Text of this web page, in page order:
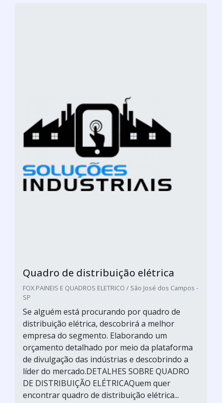
Quadro de distribuição elétrica
FOX PAINEIS E QUADROS ELETRICO / São José dos Campos -
SP
Se alguém está procurando por quadro de
distribuição elétrica, descobrirá a melhor
empresa do segmento. Elaborando um
orçamento detalhado por meio da plataforma
de divulgação das indústrias e descobrindo a
líder do mercado.DETALHES SOBRE QUADRO
DE DISTRIBUIÇÃO ELÉTRICAQuem quer
encontrar quadro de distribuição elétrica...